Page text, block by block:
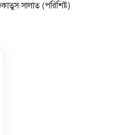
সালাত (পরিশিষ্ট)